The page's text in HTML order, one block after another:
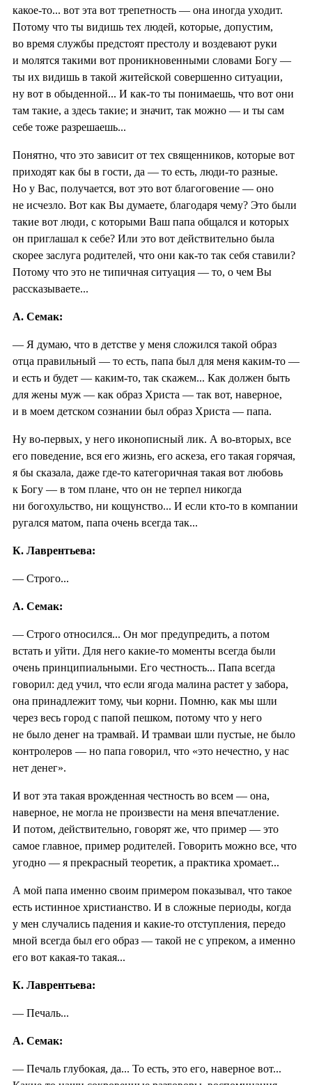
какое-то... вот эта вот трепетность — она иногда уходит.
Потому что ты видишь тех людей, которые, допустим,
во время службы предстоят престолу и воздевают руки
и молятся такими вот проникновенными словами Богу —
ты их видишь в такой житейской совершенно ситуации,
ну вот в обыденной... И как-то ты понимаешь, что вот они
там такие, а здесь такие; и значит, так можно — и ты сам
себе тоже разрешаешь...
Понятно, что это зависит от тех священников, которые вот
приходят как бы в гости, да — то есть, люди-то разные.
Но у Вас, получается, вот это вот благоговение — оно
не исчезло. Вот как Вы думаете, благодаря чему? Это были
такие вот люди, с которыми Ваш папа общался и которых
он приглашал к себе? Или это вот действительно была
скорее заслуга родителей, что они как-то так себя ставили?
Потому что это не типичная ситуация — то, о чем Вы
рассказываете...
А. Семак:
— Я думаю, что в детстве у меня сложился такой образ
отца правильный — то есть, папа был для меня каким-то —
и есть и будет — каким-то, так скажем... Как должен быть
для жены муж — как образ Христа — так вот, наверное,
и в моем детском сознании был образ Христа — папа.
Ну во-первых, у него иконописный лик. А во-вторых, все
его поведение, вся его жизнь, его аскеза, его такая горячая,
я бы сказала, даже где-то категоричная такая вот любовь
к Богу — в том плане, что он не терпел никогда
ни богохульство, ни кощунство... И если кто-то в компании
ругался матом, папа очень всегда так...
К. Лаврентьева:
— Строго...
А. Семак:
— Строго относился... Он мог предупредить, а потом
встать и уйти. Для него какие-то моменты всегда были
очень принципиальными. Его честность... Папа всегда
говорил: дед учил, что если ягода малина растет у забора,
она принадлежит тому, чьи корни. Помню, как мы шли
через весь город с папой пешком, потому что у него
не было денег на трамвай. И трамваи шли пустые, не было
контролеров — но папа говорил, что «это нечестно, у нас
нет денег».
И вот эта такая врожденная честность во всем — она,
наверное, не могла не произвести на меня впечатление.
И потом, действительно, говорят же, что пример — это
самое главное, пример родителей. Говорить можно все, что
угодно — я прекрасный теоретик, а практика хромает...
А мой папа именно своим примером показывал, что такое
есть истинное христианство. И в сложные периоды, когда
у мен случались падения и какие-то отступления, передо
мной всегда был его образ — такой не с упреком, а именно
его вот какая-то такая...
К. Лаврентьева:
— Печаль...
А. Семак:
— Печаль глубокая, да... То есть, это его, наверное вот...